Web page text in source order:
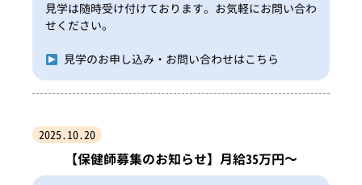
見学は随時受け付けております。お気軽にお問い合わ
せください。
見学のお申し込み・お問い合わせはこちら
2025.10.20
【保健師募集のお知らせ】月給35万円～